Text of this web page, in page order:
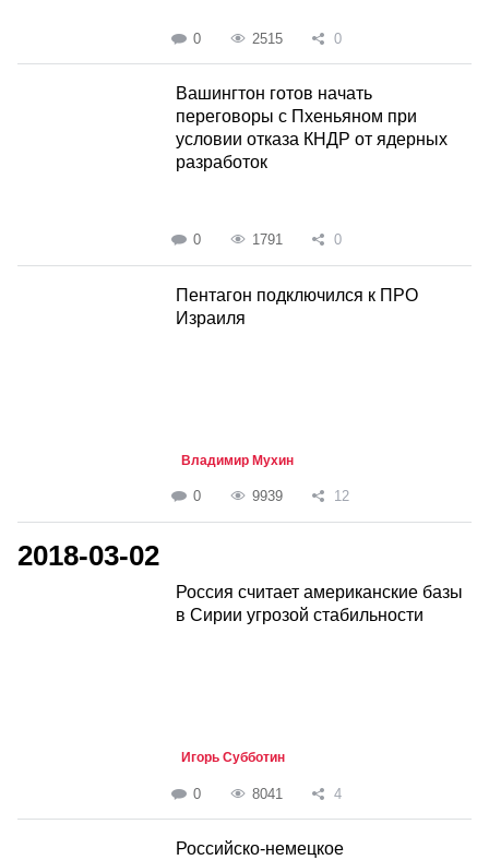
0 2515 0
Вашингтон готов начать
переговоры с Пхеньяном при
условии отказа КНДР от ядерных
разработок
0 1791 0
Пентагон подключился к ПРО
Израиля
Владимир Мухин
0 9939 12
2018-03-02
Россия считает американские базы
в Сирии угрозой стабильности
Игорь Субботин
0 8041 4
Российско-немецкое